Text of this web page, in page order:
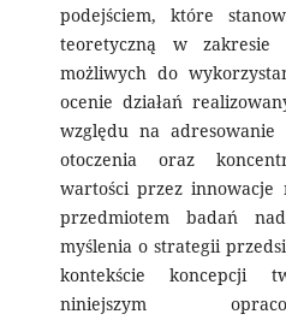
podejściem, które
teoretyczną w
możliwych do
ocenie działań
względu na adresowanie
otoczenia oraz
wartości przez innowacje
przedmiotem badań
myślenia o strategii
kontekście koncepcji
niniejszym